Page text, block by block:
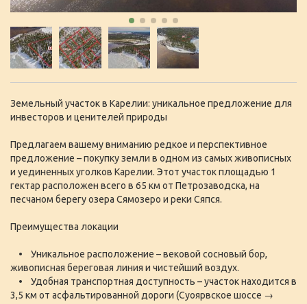
Земельный участок в Карелии: уникальное предложение для
инвесторов и ценителей природы
Предлагаем вашему вниманию редкое и перспективное
предложение – покупку земли в одном из самых живописных
и уединенных уголков Карелии. Этот участок площадью 1
гектар расположен всего в 65 км от Петрозаводска, на
песчаном берегу озера Сямозеро и реки Сяпся.
Преимущества локации
• Уникальное расположение – вековой сосновый бор,
живописная береговая линия и чистейший воздух.
• Удобная транспортная доступность – участок находится в
3,5 км от асфальтированной дороги (Суоярвское шоссе →